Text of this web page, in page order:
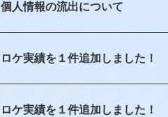
個人情報の流出について
ロケ実績を１件追加しました！
ロケ実績を１件追加しました！